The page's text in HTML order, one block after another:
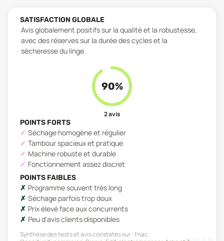
SATISFACTION GLOBALE
Avis globalement positifs sur la qualité et la robustesse,
avec des réserves sur la durée des cycles et la
sécheresse du linge.
90%
2avis
POINTS FORTS
Séchage homogène et régulier
Tambour spacieux et pratique
Machine robuste et durable
Fonctionnement assez discret
POINTS FAIBLES
Programme souvent très long
Séchage parfois trop doux
Prix élevé face aux concurrents
Peu d'avis clients disponibles
Synthèse des tests et avis constatés sur : Fnac,